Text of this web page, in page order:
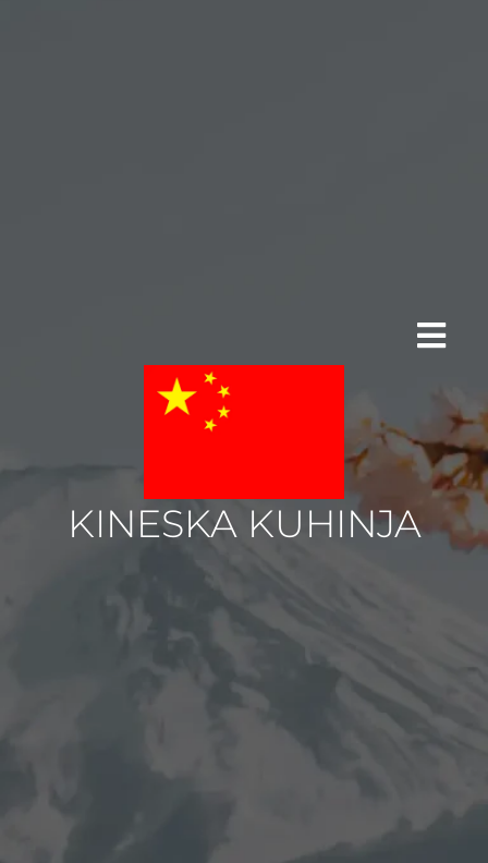
KINESKA KUHINJA